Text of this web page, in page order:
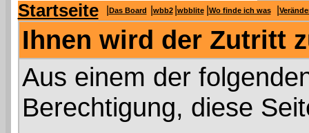
Startseite Das Board wbb2 wbblite Wo finde ich was
Ihnen wird der Zutritt
Aus einem der
Berechtigung, diese